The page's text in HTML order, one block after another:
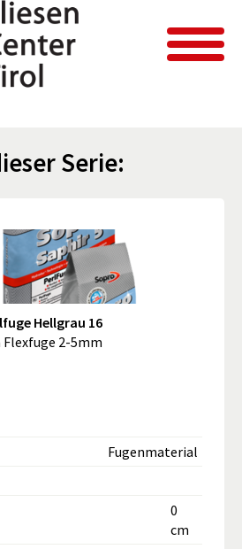
Serie:
Hellgrau 16
2-5mm
Fugenmaterial
0
cm